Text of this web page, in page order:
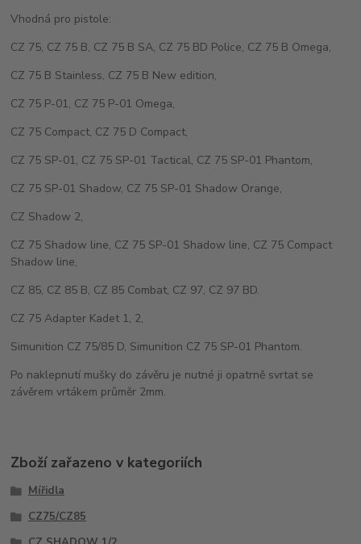
Vhodná pro pistole:
CZ 75, CZ 75 B, CZ 75 B SA, CZ 75 BD Police, CZ 75 B Omega,
CZ 75 B Stainless, CZ 75 B New edition,
CZ 75 P-01, CZ 75 P-01 Omega,
CZ 75 Compact, CZ 75 D Compact,
CZ 75 SP-01, CZ 75 SP-01 Tactical, CZ 75 SP-01 Phantom,
CZ 75 SP-01 Shadow, CZ 75 SP-01 Shadow Orange,
CZ Shadow 2,
CZ 75 Shadow line, CZ 75 SP-01 Shadow line, CZ 75 Compact
Shadow line,
CZ 85, CZ 85 B, CZ 85 Combat, CZ 97, CZ 97 BD.
CZ 75 Adapter Kadet 1, 2,
Simunition CZ 75/85 D, Simunition CZ 75 SP-01 Phantom.
Po naklepnutí mušky do závěru je nutné ji opatrně svrtat se
závěrem vrtákem průměr 2mm.
Zboží zařazeno v kategoriích
Mířidla
CZ75/CZ85